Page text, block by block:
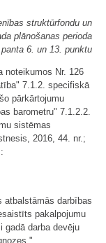
struktūrfondu un
plānošanas perioda
6. un 13. punktu
noteikumos Nr. 126
7.1.2. specifiskā
pārkārtojumu
barometru" 7.1.2.2.
sistēmas
2016, 44. nr.;
atbalstāmās darbības
pakalpojumu
gadā darba devēju